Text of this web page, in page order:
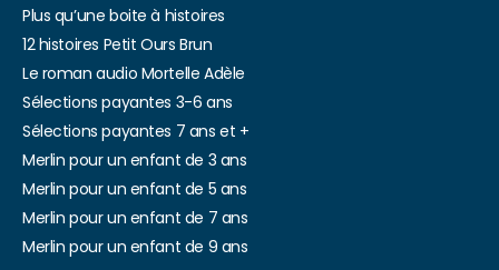
Plus qu’une boite à histoires
12 histoires Petit Ours Brun
Le roman audio Mortelle Adèle
Sélections payantes 3-6 ans
Sélections payantes 7 ans et +
Merlin pour un enfant de 3 ans
Merlin pour un enfant de 5 ans
Merlin pour un enfant de 7 ans
Merlin pour un enfant de 9 ans